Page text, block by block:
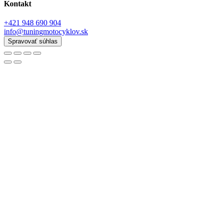
Kontakt
+421 948 690 904
info@tuningmotocyklov.sk
Spravovať súhlas